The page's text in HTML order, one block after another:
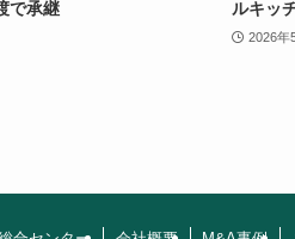
で承継
ルキッ
2026年